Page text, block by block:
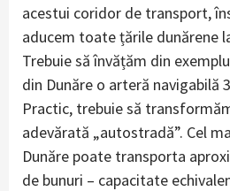
acestui coridor de transport,
aducem toate țările dunărene
Trebuie să învățăm din
din Dunăre o arteră navigabilă
Practic, trebuie să
adevărată „autostradă”. Cel
Dunăre poate transporta
de bunuri – capacitate